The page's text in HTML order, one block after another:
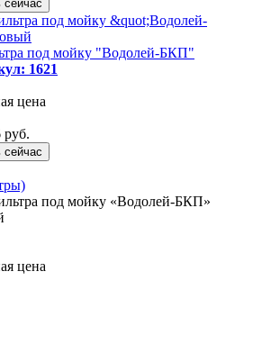
сейчас
под мойку "Водолей-БКП"
1621
цена
сейчас
цена